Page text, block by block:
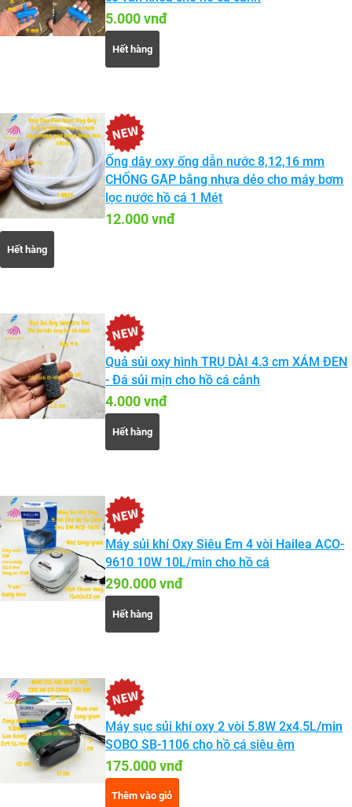
5.000 vnđ
Hết hàng
Ống dây oxy ống dẫn nước 8,12,16 mm
CHỐNG GẬP bằng nhựa dẻo cho máy bơm
lọc nước hồ cá 1 Mét
12.000 vnđ
Hết hàng
Quả sủi oxy hình TRỤ DÀI 4.3 cm XÁM ĐEN
- Đá sủi mịn cho hồ cá cảnh
4.000 vnđ
Hết hàng
Máy sủi khí Oxy Siêu Êm 4 vòi Hailea ACO-
9610 10W 10L/min cho hồ cá
290.000 vnđ
Hết hàng
Máy sục sủi khí oxy 2 vòi 5.8W 2x4.5L/min
SOBO SB-1106 cho hồ cá siêu êm
175.000 vnđ
Thêm vào giỏ